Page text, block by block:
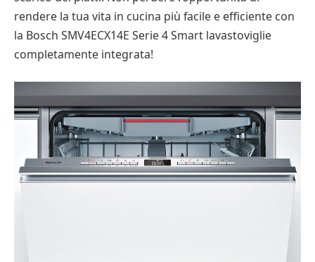
rendere la tua vita in cucina più facile e efficiente con
la Bosch SMV4ECX14E Serie 4 Smart lavastoviglie
completamente integrata!